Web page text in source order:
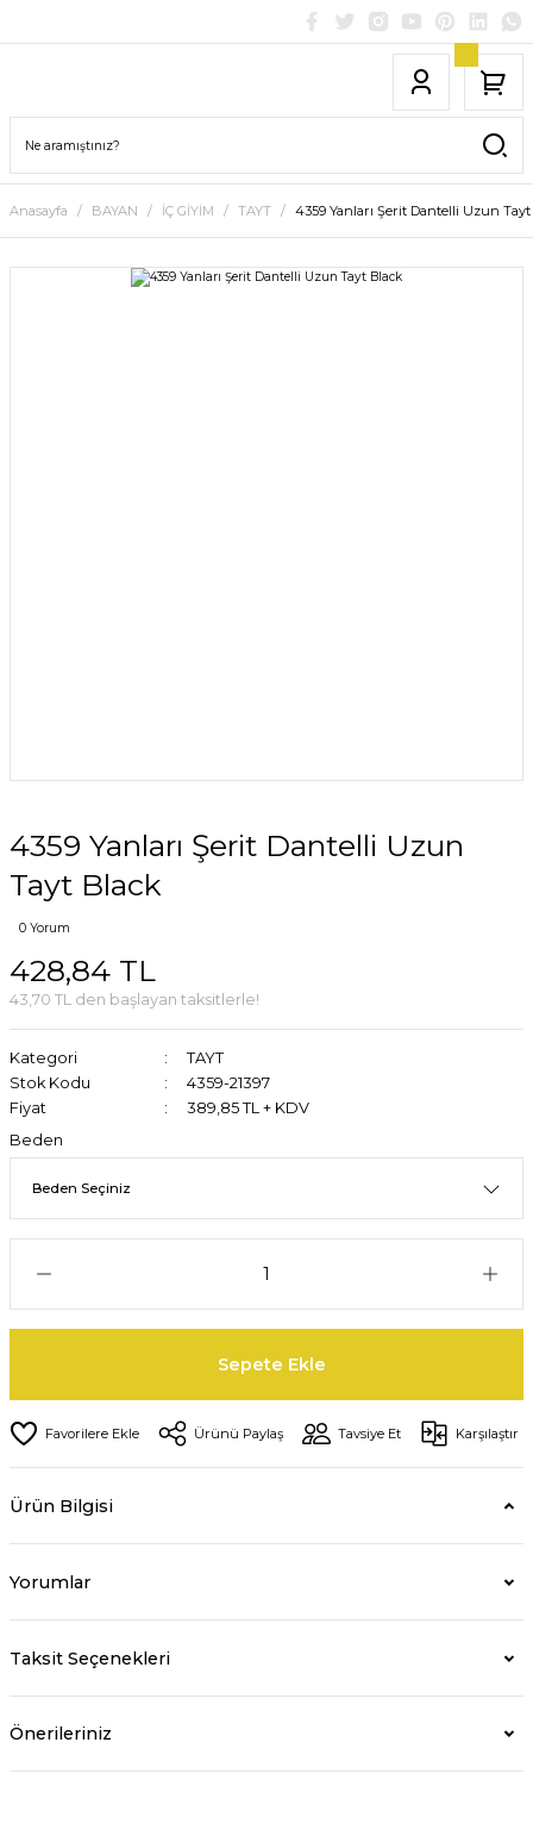
Anasayfa BAYAN İÇ GİYİM TAYT 4359 Yanları Şerit Dantelli Uzun
4359 Yanları Şerit Dantelli Uzun
Tayt Black
0 Yorum
428,84 TL
43,70 TL den başlayan taksitlerle!
Kategori
TAYT
Stok Kodu
4359-21397
Fiyat
389,85 TL + KDV
Beden
Sepete Ekle
Ürünü Paylaş Tavsiye Et Karşılaştır
Ürün Bilgisi
Yorumlar
Taksit Seçenekleri
Önerileriniz